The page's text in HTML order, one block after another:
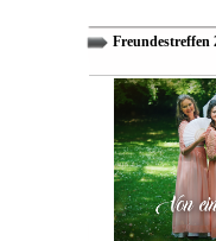
Freundestreffen